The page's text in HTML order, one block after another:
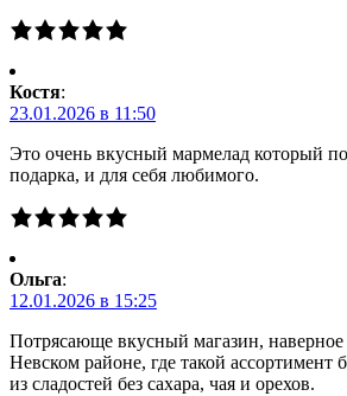
Костя:
23.01.2026 в 11:50
Это очень вкусный мармелад который
подарка, и для себя любимого.
Ольга:
12.01.2026 в 15:25
Потрясающе вкусный магазин,
Невском районе, где такой ассортимент
из сладостей без сахара, чая и орехов.